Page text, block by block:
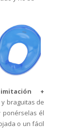
+
braguitas de
ponérselas él
o un fácil